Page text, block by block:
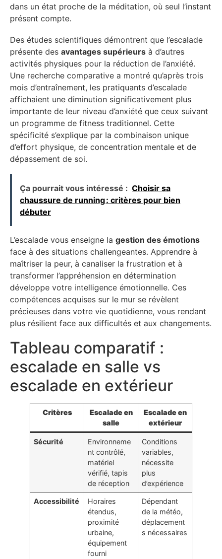
dans un état proche de la méditation, où seul l’instant
présent compte.
Des études scientifiques démontrent que l’escalade
présente des avantages supérieurs à d’autres
activités physiques pour la réduction de l’anxiété.
Une recherche comparative a montré qu’après trois
mois d’entraînement, les pratiquants d’escalade
affichaient une diminution significativement plus
importante de leur niveau d’anxiété que ceux suivant
un programme de fitness traditionnel. Cette
spécificité s’explique par la combinaison unique
d’effort physique, de concentration mentale et de
dépassement de soi.
Ça pourrait vous intéressé : Choisir sa
chaussure de running : critères pour bien
débuter
L’escalade vous enseigne la gestion des émotions
face à des situations challengeantes. Apprendre à
maîtriser la peur, à canaliser la frustration et à
transformer l’appréhension en détermination
développe votre intelligence émotionnelle. Ces
compétences acquises sur le mur se révèlent
précieuses dans votre vie quotidienne, vous rendant
plus résilient face aux difficultés et aux changements.
Tableau comparatif :
escalade en salle vs
escalade en extérieur
Critères
Escalade en
salle
Escalade en
extérieur
Sécurité
Environneme
nt contrôlé,
matériel
vérifié, tapis
de réception
Conditions
variables,
nécessite
plus
d’expérience
Accessibilité
Horaires
étendus,
proximité
urbaine,
équipement
fourni
Dépendant
de la météo,
déplacement
s nécessaires